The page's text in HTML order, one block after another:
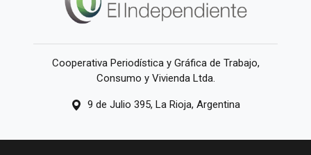
Cooperativa Periodística y Gráfica de Trabajo,
Consumo y Vivienda Ltda.
9 de Julio 395, La Rioja, Argentina